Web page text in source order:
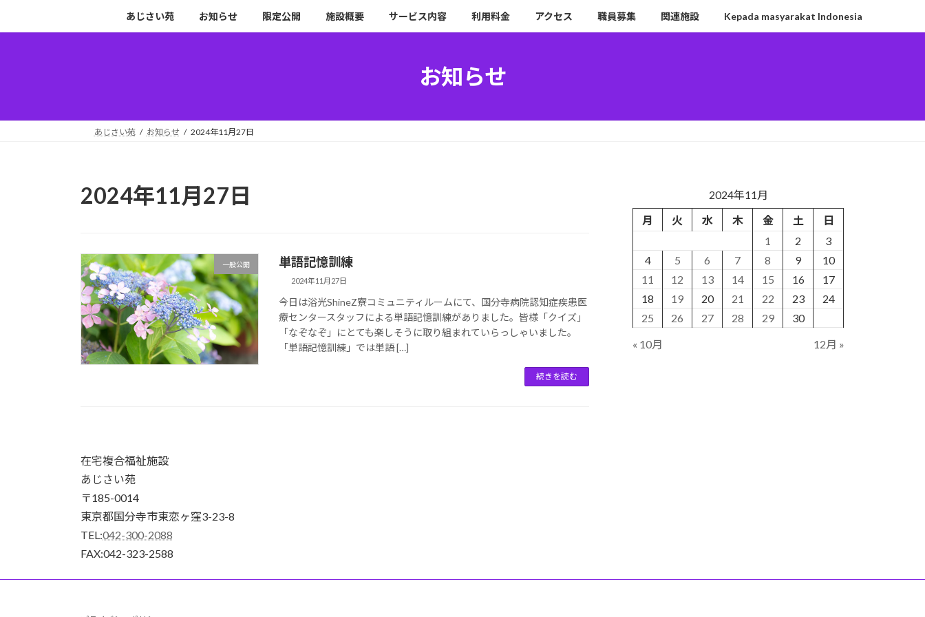
キ
に
あじさい苑 お知らせ 限定公開 施設概要 サービス内容 利用料金 アクセス 職員募集 関連施設 Kepada masyarakat Indonesia
お知らせ
あじさい苑 お知らせ 2024年11月27日
2024年11月27日
一般公開 単語記憶訓練
2024年11月27日
今日は浴光ShineZ寮コミュニティルームにて、国分寺病院認知症疾患医
療センタースタッフによる単語記憶訓練がありました。皆様「クイズ」
「なぞなぞ」にとても楽しそうに取り組まれていらっしゃいました。
「単語記憶訓練」では単語 […]
続きを読む
2024年11月
月
火 水 木 金 土
日
1
2
3
4
5 6 7 8 9
10
11
12 13 14 15 16
17
18
19 20 21 22 23
24
25
26 27 28 29 30
« 10月 12月 »
在宅複合福祉施設
あじさい苑
〒185-0014
東京都国分寺市東恋ヶ窪3-23-8
TEL:042-300-2088
FAX:042-323-2588